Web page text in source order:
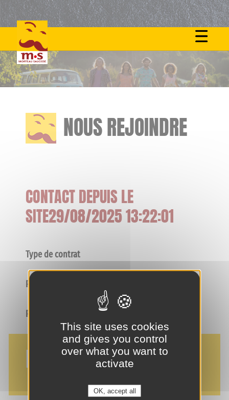
Skip
NOUS REJOINDRE
CONTACT DEPUIS LE
SITE29/08/2025 13:22:01
Type de contrat
Poste
Profil
NOS AVANTAGES
This site uses cookies
and gives you control
over what you want to
activate
OK, accept all